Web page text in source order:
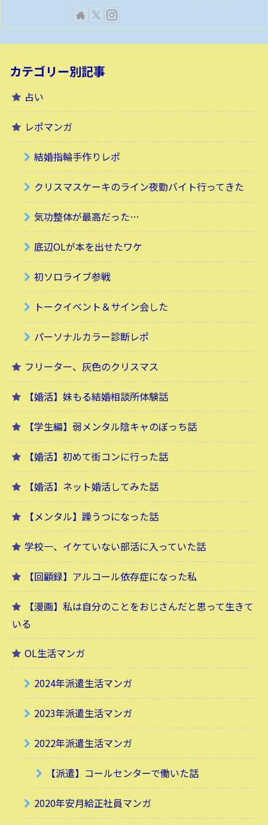
カテゴリー別記事
占い
レポマンガ
結婚指輪手作りレポ
クリスマスケーキのライン夜勤バイト行ってきた
気功整体が最高だった…
底辺OLが本を出せたワケ
初ソロライブ参戦
トークイベント＆サイン会した
パーソナルカラー診断レポ
フリーター、灰色のクリスマス
【婚活】妹もる結婚相談所体験話
【学生編】弱メンタル陰キャのぼっち話
【婚活】初めて街コンに行った話
【婚活】ネット婚活してみた話
【メンタル】躁うつになった話
学校一、イケていない部活に入っていた話
【回顧録】アルコール依存症になった私
【漫画】私は自分のことをおじさんだと思って生きて
いる
OL生活マンガ
2024年派遣生活マンガ
2023年派遣生活マンガ
2022年派遣生活マンガ
【派遣】コールセンターで働いた話
2020年安月給正社員マンガ